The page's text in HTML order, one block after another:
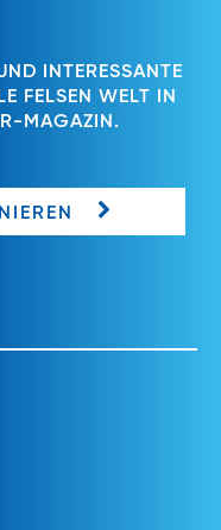
INTERESSANTE
FELSEN WELT IN
MAGAZIN.